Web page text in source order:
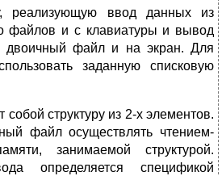
реализующую ввод данных из
файлов и с клавиатуры и вывод
двоичный файл и на экран. Для
заданную списковую
структуру из 2-х элементов.
файл осуществлять чтением-
занимаемой структурой.
определяется спецификой